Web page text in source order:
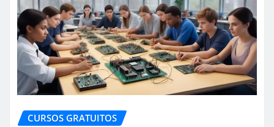
CURSOS GRATUITOS